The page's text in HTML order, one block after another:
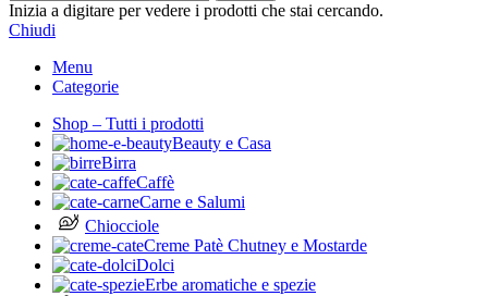
Inizia a digitare per vedere i prodotti che stai cercando.
Chiudi
Menu
Categorie
Shop – Tutti i prodotti
Beauty e Casa
Birra
Caffè
Carne e Salumi
Chiocciole
Creme Patè Chutney e Mostarde
Dolci
Erbe aromatiche e spezie